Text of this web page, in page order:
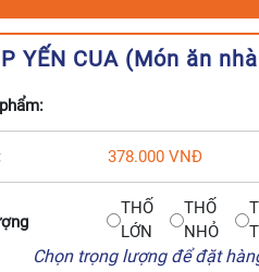
YẾN CUA (Món ăn
378.000 VNĐ
THỐ
LỚN
THỐ
NHỎ
Chọn trọng lượng để đặt